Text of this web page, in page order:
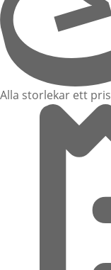
Alla storlekar ett pris